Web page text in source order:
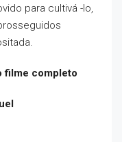
para cultivá -lo,
filme completo